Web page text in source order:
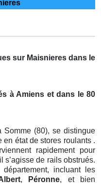
sur Maisnieres dans le
à Amiens et dans le 80
Somme (80), se distingue
état de stores roulants .
rapidement pour
s’agisse de rails obstrués.
incluant les
, Péronne, et bien